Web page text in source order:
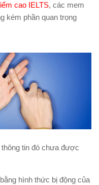
cao IELTS, các mem
kém phần quan trọng
tin đó chưa được
hình thức bị động của